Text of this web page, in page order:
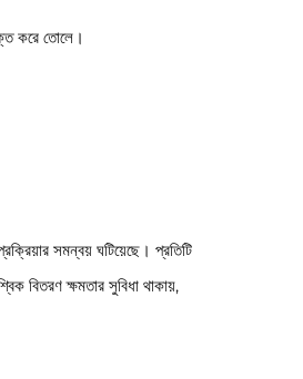
করে তোলে।
সমন্বয় ঘটিয়েছে। প্রতিটি
বিতরণ ক্ষমতার সুবিধা থাকায়,